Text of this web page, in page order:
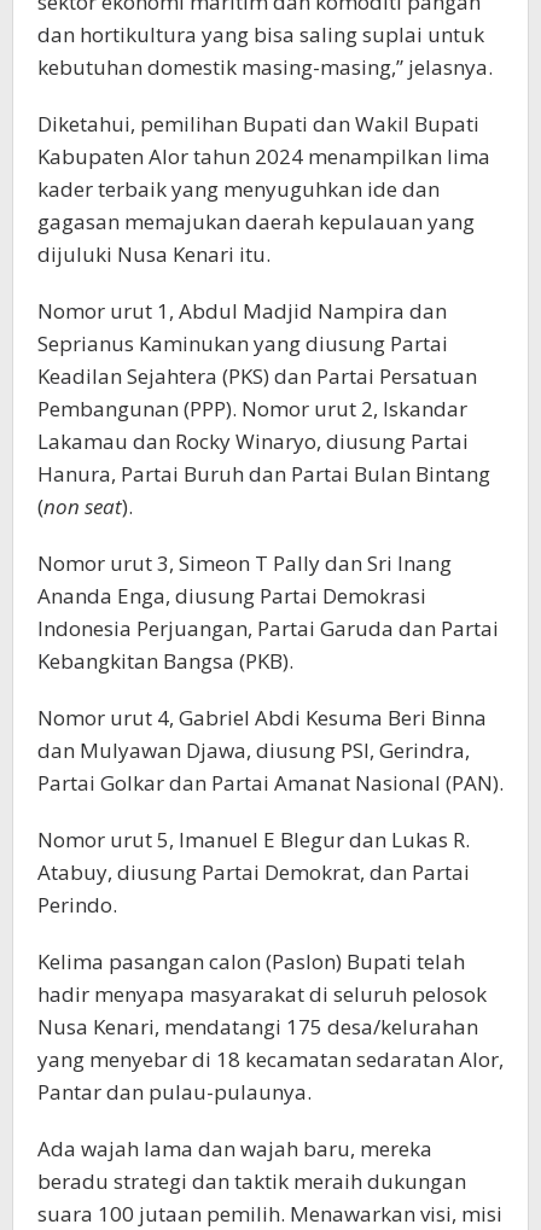
dan hortikultura yang bisa saling suplai untuk
kebutuhan domestik masing-masing,” jelasnya.
Diketahui, pemilihan Bupati dan Wakil Bupati
Kabupaten Alor tahun 2024 menampilkan lima
kader terbaik yang menyuguhkan ide dan
gagasan memajukan daerah kepulauan yang
dijuluki Nusa Kenari itu.
Nomor urut 1, Abdul Madjid Nampira dan
Seprianus Kaminukan yang diusung Partai
Keadilan Sejahtera (PKS) dan Partai Persatuan
Pembangunan (PPP). Nomor urut 2, Iskandar
Lakamau dan Rocky Winaryo, diusung Partai
Hanura, Partai Buruh dan Partai Bulan Bintang
(non seat).
Nomor urut 3, Simeon T Pally dan Sri Inang
Ananda Enga, diusung Partai Demokrasi
Indonesia Perjuangan, Partai Garuda dan Partai
Kebangkitan Bangsa (PKB).
Nomor urut 4, Gabriel Abdi Kesuma Beri Binna
dan Mulyawan Djawa, diusung PSI, Gerindra,
Partai Golkar dan Partai Amanat Nasional (PAN).
Nomor urut 5, Imanuel E Blegur dan Lukas R.
Atabuy, diusung Partai Demokrat, dan Partai
Perindo.
Kelima pasangan calon (Paslon) Bupati telah
hadir menyapa masyarakat di seluruh pelosok
Nusa Kenari, mendatangi 175 desa/kelurahan
yang menyebar di 18 kecamatan sedaratan Alor,
Pantar dan pulau-pulaunya.
Ada wajah lama dan wajah baru, mereka
beradu strategi dan taktik meraih dukungan
suara 100 jutaan pemilih. Menawarkan visi, misi